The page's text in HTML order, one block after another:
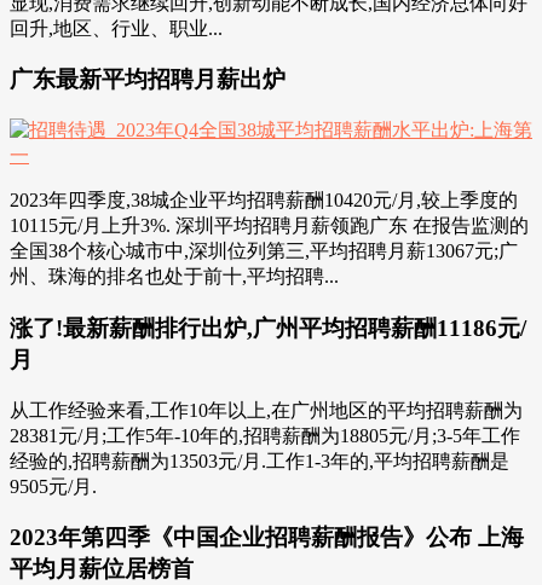
回升,地区、行业、职业...
广东最新平均招聘月薪出炉
2023年四季度,38城企业平均招聘薪酬10420元/月,较上季度的
10115元/月上升3%. 深圳平均招聘月薪领跑广东 在报告监测的
全国38个核心城市中,深圳位列第三,平均招聘月薪13067元;广
州、珠海的排名也处于前十,平均招聘...
涨了!最新薪酬排行出炉,广州平均招聘薪酬11186元/
月
从工作经验来看,工作10年以上,在广州地区的平均招聘薪酬为
28381元/月;工作5年-10年的,招聘薪酬为18805元/月;3-5年工作
经验的,招聘薪酬为13503元/月.工作1-3年的,平均招聘薪酬是
9505元/月.
2023年第四季《中国企业招聘薪酬报告》公布 上海
平均月薪位居榜首